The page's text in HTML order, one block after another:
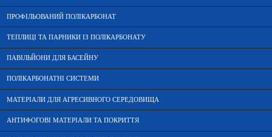
ПРОФІЛЬОВАНИЙ ПОЛІКАРБОНАТ
ТЕПЛИЦІ ТА ПАРНИКИ ІЗ ПОЛІКАРБОНАТУ
ПАВІЛЬЙОНИ ДЛЯ БАСЕЙНУ
ПОЛІКАРБОНАТНІ СИСТЕМИ
МАТЕРІАЛИ ДЛЯ АГРЕСИВНОГО СЕРЕДОВИЩА
АНТИФОГОВІ МАТЕРІАЛИ ТА ПОКРИТТЯ